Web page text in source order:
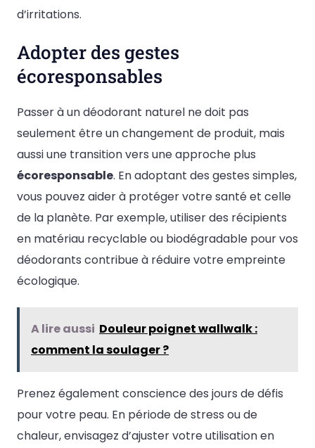
d’irritations.
Adopter des gestes
écoresponsables
Passer à un déodorant naturel ne doit pas
seulement être un changement de produit, mais
aussi une transition vers une approche plus
écoresponsable. En adoptant des gestes simples,
vous pouvez aider à protéger votre santé et celle
de la planète. Par exemple, utiliser des récipients
en matériau recyclable ou biodégradable pour vos
déodorants contribue à réduire votre empreinte
écologique.
A lire aussi Douleur poignet wallwalk :
comment la soulager ?
Prenez également conscience des jours de défis
pour votre peau. En période de stress ou de
chaleur, envisagez d’ajuster votre utilisation en